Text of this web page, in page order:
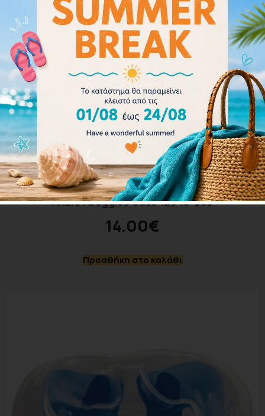
ARENA Goggles Case 1E048-503
14.00€
Προσθήκη στο καλάθι